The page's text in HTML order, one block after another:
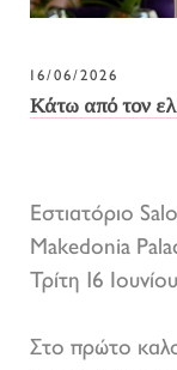
16/06/2026
Κάτω από τον
Εστιατόριο
Makedonia
Τρίτη 16
Στο πρώτο